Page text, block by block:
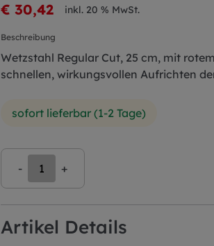
€ 30,42 inkl. 20 % MwSt.
Beschreibung
Wetzstahl Regular Cut, 25 cm, mit
schnellen, wirkungsvollen Aufrichten
sofort lieferbar (1-2 Tage)
- +
Artikel Details